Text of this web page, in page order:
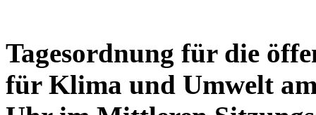
Tagesordnung für die
für Klima und Umwelt